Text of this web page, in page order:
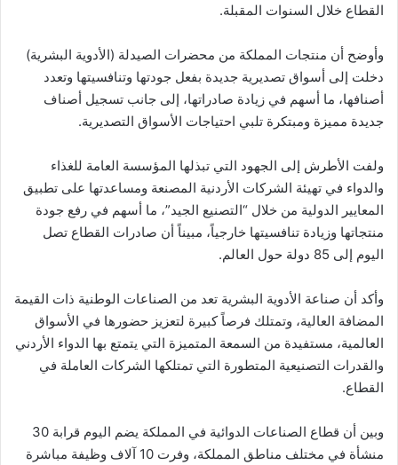
القطاع خلال السنوات المقبلة.
وأوضح أن منتجات المملكة من محضرات الصيدلة (الأدوية البشرية)
دخلت إلى أسواق تصديرية جديدة بفعل جودتها وتنافسيتها وتعدد
أصنافها، ما أسهم في زيادة صادراتها، إلى جانب تسجيل أصناف
جديدة مميزة ومبتكرة تلبي احتياجات الأسواق التصديرية.
ولفت الأطرش إلى الجهود التي تبذلها المؤسسة العامة للغذاء
والدواء في تهيئة الشركات الأردنية المصنعة ومساعدتها على تطبيق
المعايير الدولية من خلال “التصنيع الجيد”، ما أسهم في رفع جودة
منتجاتها وزيادة تنافسيتها خارجياً، مبيناً أن صادرات القطاع تصل
اليوم إلى 85 دولة حول العالم.
وأكد أن صناعة الأدوية البشرية تعد من الصناعات الوطنية ذات القيمة
المضافة العالية، وتمتلك فرصاً كبيرة لتعزيز حضورها في الأسواق
العالمية، مستفيدة من السمعة المتميزة التي يتمتع بها الدواء الأردني
والقدرات التصنيعية المتطورة التي تمتلكها الشركات العاملة في
القطاع.
وبين أن قطاع الصناعات الدوائية في المملكة يضم اليوم قرابة 30
منشأة في مختلف مناطق المملكة، وفرت 10 آلاف وظيفة مباشرة